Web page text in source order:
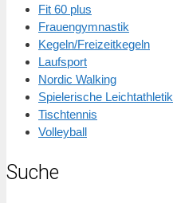
Fit 60 plus
Frauengymnastik
Kegeln/Freizeitkegeln
Laufsport
Nordic Walking
Spielerische Leichtathletik
Tischtennis
Volleyball
Suche